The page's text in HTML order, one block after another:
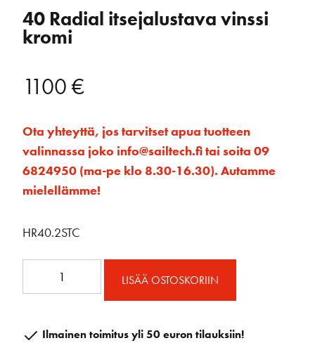
40 Radial itsejalustava vinssi
kromi
1100€
Ota yhteyttä, jos tarvitset apua tuotteen
valinnassa joko info@sailtech.fi tai soita 09
6824950 (ma-pe klo 8.30-16.30). Autamme
mielellämme!
HR40.2STC
vinssi
LISÄÄ OSTOSKORIIN
Ilmainen toimitus yli 50 euron tilauksiin!